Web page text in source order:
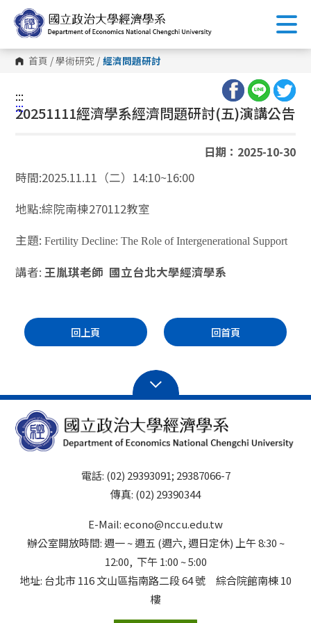
到
主
內
容 首頁 /學術研究 / 經濟問題研討
:::
:::
20251111經濟學系經濟問題研討(五)演講公告
日期：2025-10-30
時間:2025.11.11（二）14:10~16:00
地點:綜院南棟270112教室
主題:Fertility Decline: The Role of Intergenerational Support
講者:王胤琪老師 國立台北大學經濟學系
回上頁 回首頁
電話: (02) 29393091; 29387066-7
傳真: (02) 29390344
E-Mail: econo@nccu.edu.tw
辦公室開放時間: 週一 ~ 週五 (週六, 週日定休) 上午 8:30 ~
12:00, 下午 1:00 ~ 5:00
地址: 台北市 116 文山區指南路二段 64 號 綜合院館南棟 10
樓